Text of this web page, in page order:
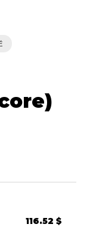
116.52 $